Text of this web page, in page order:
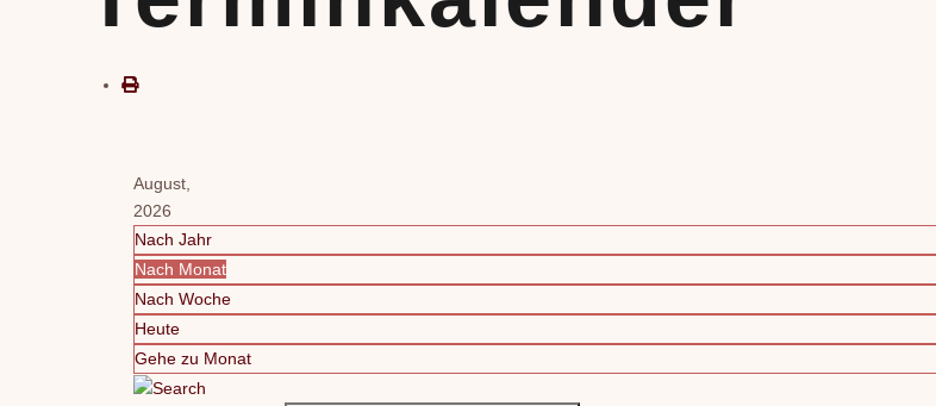
August,
2026
Nach Jahr
Nach Monat
Nach Woche
Heute
Gehe zu Monat